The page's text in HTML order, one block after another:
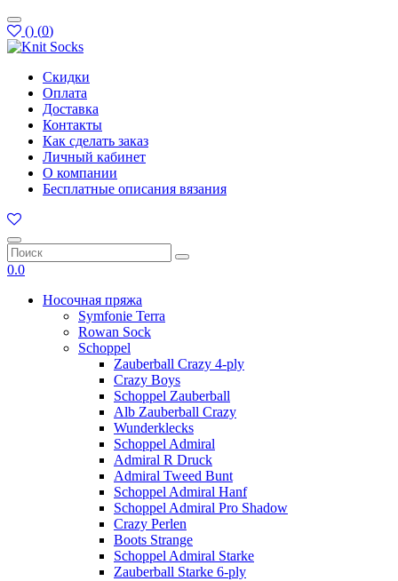
() (0)
Скидки
Оплата
Доставка
Контакты
Как сделать заказ
Личный кабинет
О компании
Бесплатные описания вязания
0.0
Носочная пряжа
Symfonie Terra
Rowan Sock
Schoppel
Zauberball Crazy 4-ply
Crazy Boys
Schoppel Zauberball
Alb Zauberball Crazy
Wunderklecks
Schoppel Admiral
Admiral R Druck
Admiral Tweed Bunt
Schoppel Admiral Hanf
Schoppel Admiral Pro Shadow
Crazy Perlen
Boots Strange
Schoppel Admiral Starke
Zauberball Starke 6-ply